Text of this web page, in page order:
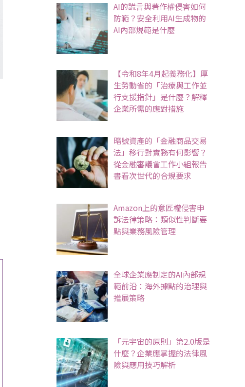
AI的謊言與著作權侵害如何
防範？安全利用AI生成物的
AI內部規範是什麼
【令和8年4月起義務化】厚
生勞動省的「治療與工作並
行支援指針」是什麼？解釋
企業所需的應對措施
暗號資產的「金融商品交易
法」移行對實務有何影響？
從金融審議會工作小組報告
書看次世代的合規要求
Amazon上的意匠權侵害申
訴法律策略：類似性判斷要
點與業務風險管理
全球企業應制定的AI內部規
範前沿：海外據點的治理與
推展策略
「元宇宙的原則」第2.0版是
什麼？企業應掌握的法律風
險與應用技巧解析